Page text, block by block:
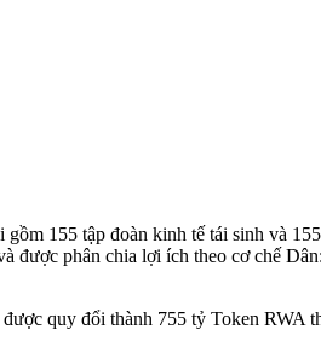
155 tập đoàn kinh tế tái sinh và
được phân chia lợi ích theo cơ chế
quy đổi thành 755 tỷ Token RWA